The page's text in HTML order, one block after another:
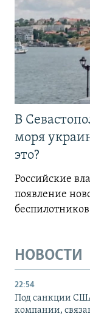
В
моря
это?
Российские
появление
беспилотников
НОВОСТИ
22:54
Под санкции
компании,